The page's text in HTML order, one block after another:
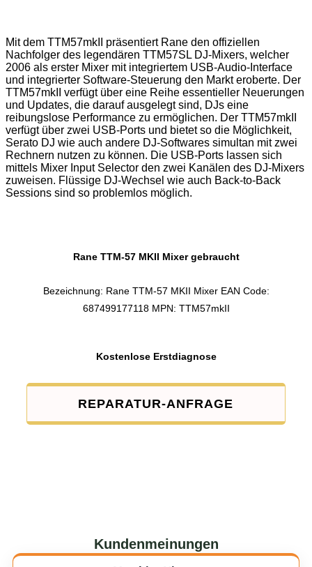
Mit dem TTM57mkII präsentiert Rane den offiziellen
Nachfolger des legendären TTM57SL DJ-Mixers, welcher
2006 als erster Mixer mit integriertem USB-Audio-Interface
und integrierter Software-Steuerung den Markt eroberte. Der
TTM57mkII verfügt über eine Reihe essentieller Neuerungen
und Updates, die darauf ausgelegt sind, DJs eine
reibungslose Performance zu ermöglichen. Der TTM57mkII
verfügt über zwei USB-Ports und bietet so die Möglichkeit,
Serato DJ wie auch andere DJ-Softwares simultan mit zwei
Rechnern nutzen zu können. Die USB-Ports lassen sich
mittels Mixer Input Selector den zwei Kanälen des DJ-Mixers
zuweisen. Flüssige DJ-Wechsel wie auch Back-to-Back
Sessions sind so problemlos möglich.
Rane TTM-57 MKII Mixer gebraucht
Bezeichnung: Rane TTM-57 MKII Mixer EAN Code:
687499177118 MPN: TTM57mkII
Kostenlose Erstdiagnose
REPARATUR-ANFRAGE
Kundenmeinungen